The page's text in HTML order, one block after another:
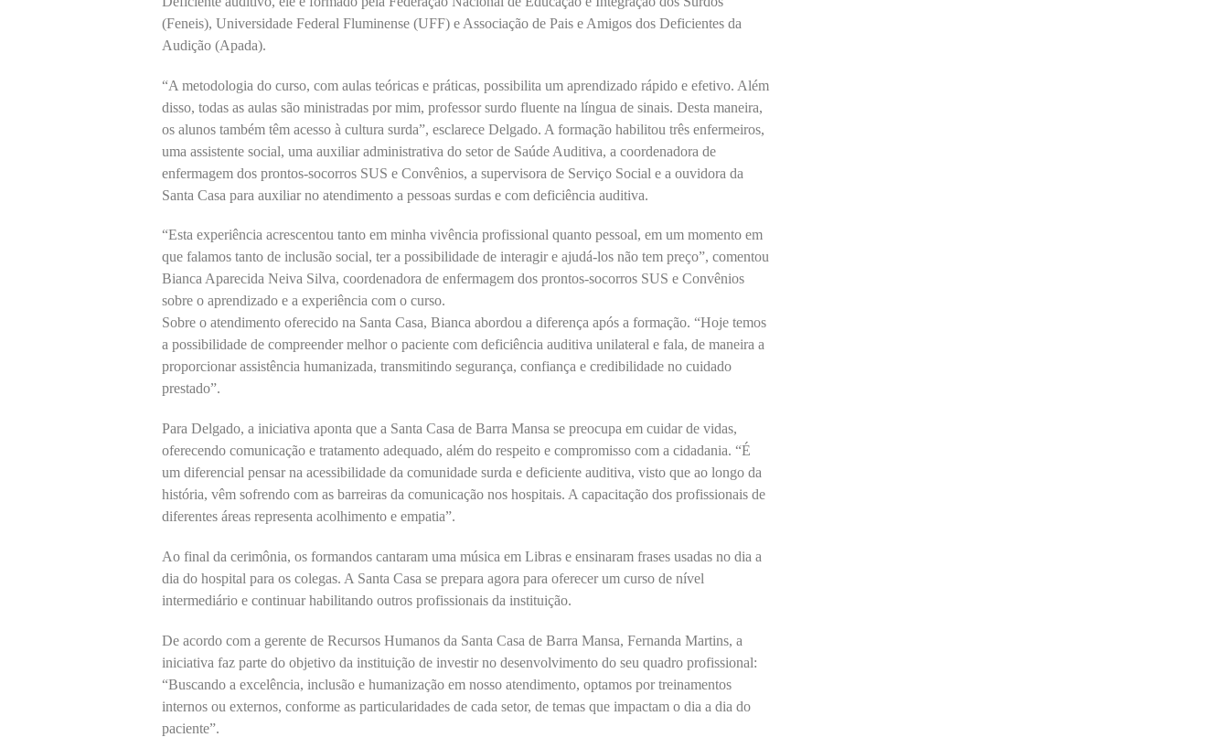
(Feneis), Universidade Federal Fluminense (UFF) e Associação de Pais e Amigos dos Deficientes da
Audição (Apada).
“A metodologia do curso, com aulas teóricas e práticas, possibilita um aprendizado rápido e efetivo. Além
disso, todas as aulas são ministradas por mim, professor surdo fluente na língua de sinais. Desta maneira,
os alunos também têm acesso à cultura surda”, esclarece Delgado. A formação habilitou três enfermeiros,
uma assistente social, uma auxiliar administrativa do setor de Saúde Auditiva, a coordenadora de
enfermagem dos prontos-socorros SUS e Convênios, a supervisora de Serviço Social e a ouvidora da
Santa Casa para auxiliar no atendimento a pessoas surdas e com deficiência auditiva.
“Esta experiência acrescentou tanto em minha vivência profissional quanto pessoal, em um momento em
que falamos tanto de inclusão social, ter a possibilidade de interagir e ajudá-los não tem preço”, comentou
Bianca Aparecida Neiva Silva, coordenadora de enfermagem dos prontos-socorros SUS e Convênios
sobre o aprendizado e a experiência com o curso.
Sobre o atendimento oferecido na Santa Casa, Bianca abordou a diferença após a formação. “Hoje temos
a possibilidade de compreender melhor o paciente com deficiência auditiva unilateral e fala, de maneira a
proporcionar assistência humanizada, transmitindo segurança, confiança e credibilidade no cuidado
prestado”.
Para Delgado, a iniciativa aponta que a Santa Casa de Barra Mansa se preocupa em cuidar de vidas,
oferecendo comunicação e tratamento adequado, além do respeito e compromisso com a cidadania. “É
um diferencial pensar na acessibilidade da comunidade surda e deficiente auditiva, visto que ao longo da
história, vêm sofrendo com as barreiras da comunicação nos hospitais. A capacitação dos profissionais de
diferentes áreas representa acolhimento e empatia”.
Ao final da cerimônia, os formandos cantaram uma música em Libras e ensinaram frases usadas no dia a
dia do hospital para os colegas. A Santa Casa se prepara agora para oferecer um curso de nível
intermediário e continuar habilitando outros profissionais da instituição.
De acordo com a gerente de Recursos Humanos da Santa Casa de Barra Mansa, Fernanda Martins, a
iniciativa faz parte do objetivo da instituição de investir no desenvolvimento do seu quadro profissional:
“Buscando a excelência, inclusão e humanização em nosso atendimento, optamos por treinamentos
internos ou externos, conforme as particularidades de cada setor, de temas que impactam o dia a dia do
paciente”.